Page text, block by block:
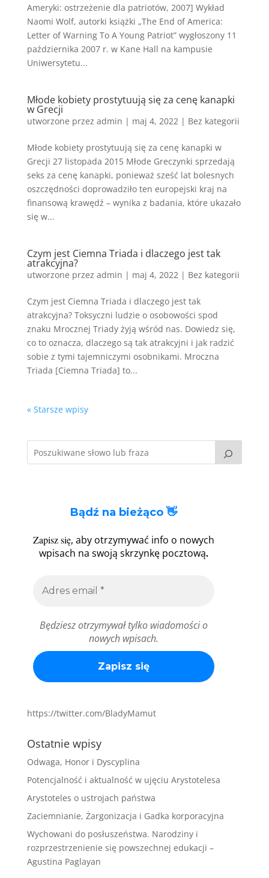
Ameryki: ostrzeżenie dla patriotów, 2007] Wykład
Naomi Wolf, autorki książki „The End of America:
Letter of Warning To A Young Patriot” wygłoszony 11
października 2007 r. w Kane Hall na kampusie
Uniwersytetu...
Młode kobiety prostytuują się za cenę kanapki
w Grecji
utworzone przez admin | maj 4, 2022| Bez kategorii
Młode kobiety prostytuują się za cenę kanapki w
Grecji 27 listopada 2015 Młode Greczynki sprzedają
seks za cenę kanapki, ponieważ sześć lat bolesnych
oszczędności doprowadziło ten europejski kraj na
finansową krawędź – wynika z badania, które ukazało
się w...
Czym jest Ciemna Triada i dlaczego jest tak
atrakcyjna?
utworzone przez admin | maj 4, 2022| Bez kategorii
Czym jest Ciemna Triada i dlaczego jest tak
atrakcyjna? Toksyczni ludzie o osobowości spod
znaku Mrocznej Triady żyją wśród nas. Dowiedz się,
co to oznacza, dlaczego są tak atrakcyjni i jak radzić
sobie z tymi tajemniczymi osobnikami. Mroczna
Triada [Ciemna Triada] to...
« Starsze wpisy
Bądź na bieżąco 👋
Zapisz się, aby otrzymywać info o nowych
wpisach na swoją skrzynkę pocztową.
Będziesz otrzymywał tylko wiadomości o
nowych wpisach.
https://twitter.com/BladyMamut
Ostatnie wpisy
Odwaga, Honor i Dyscyplina
Potencjalność i aktualność w ujęciu Arystotelesa
Arystoteles o ustrojach państwa
Zaciemnianie, Żargonizacja i Gadka korporacyjna
Wychowani do posłuszeństwa. Narodziny i
rozprzestrzenienie się powszechnej edukacji –
Agustina Paglayan